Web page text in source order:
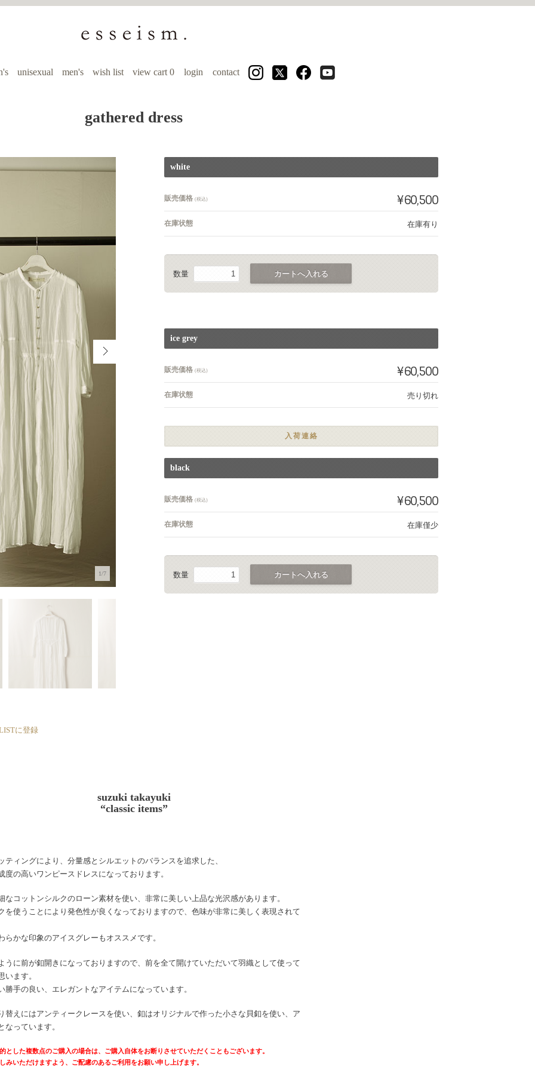
unisexual men's wish list view cart 0 login contact
gathered dress
1/7
white
販売価格 (税込) ¥60,500
在庫状態 在庫有り
数量
ice grey
販売価格 (税込) ¥60,500
在庫状態 売り切れ
入荷連絡
black
販売価格 (税込) ¥60,500
在庫状態 在庫僅少
数量
に登録
suzuki takayuki
“classic items”
ティングにより、分量感とシルエットのバランスを追求した、
度の高いワンピースドレスになっております。
なコットンシルクのローン素材を使い、非常に美しい上品な光沢感があります。
を使うことにより発色性が良くなっておりますので、色味が非常に美しく表現されて
らかな印象のアイスグレーもオススメです。
うに前が釦開きになっておりますので、前を全て開けていただいて羽織として使って
います。
勝手の良い、エレガントなアイテムになっています。
替えにはアンティークレースを使い、釦はオリジナルで作った小さな貝釦を使い、ア
なっています。
とした複数点のご購入の場合は、ご購入自体をお断りさせていただくこともございます。
みいただけますよう、ご配慮のあるご利用をお願い申し上げます。